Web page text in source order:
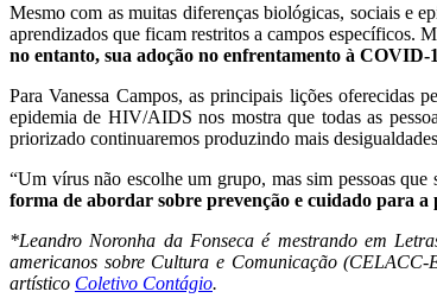
Mesmo com as muitas diferenças biológicas, sociais e
aprendizados que ficam restritos a campos específicos.
no entanto, sua adoção no enfrentamento à COVID-
Para Vanessa Campos, as principais lições oferecidas
epidemia de HIV/AIDS nos mostra que todas as
priorizado continuaremos produzindo mais
“Um vírus não escolhe um grupo, mas sim pessoas
forma de abordar sobre prevenção e cuidado para a
*Leandro Noronha da Fonseca é mestrando em
americanos sobre Cultura e Comunicação
artístico Coletivo Contágio.